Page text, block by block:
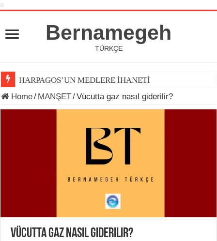
Bernamegeh
TÜRKÇE
HARPAGOS’UN MEDLERE İHANETİ
Home/ MANŞET/Vücutta gaz nasıl giderilir?
Vücutta gaz nasıl giderilir?